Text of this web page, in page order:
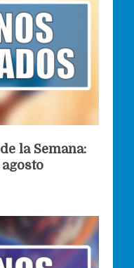
la Semana: